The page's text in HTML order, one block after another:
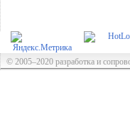
© 2005–2020 разработка и